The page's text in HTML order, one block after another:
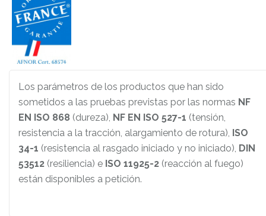
Los parámetros de los productos que han sido
sometidos a las pruebas previstas por las normas NF
EN ISO 868 (dureza), NF EN ISO 527-1 (tensión,
resistencia a la tracción, alargamiento de rotura), ISO
34-1 (resistencia al rasgado iniciado y no iniciado), DIN
53512 (resiliencia) e ISO 11925-2 (reacción al fuego)
están disponibles a petición.